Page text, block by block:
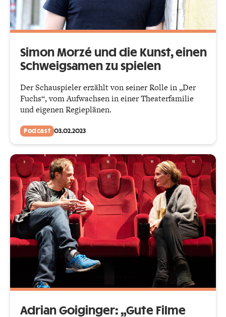
Simon Morzé und die Kunst, einen
Schweigsamen zu spielen
Der Schauspieler erzählt von seiner Rolle in „Der
Fuchs“, vom Aufwachsen in einer Theaterfamilie
und eigenen Regieplänen.
Podcast 03.02.2023
Adrian Goiginger: „Gute Filme